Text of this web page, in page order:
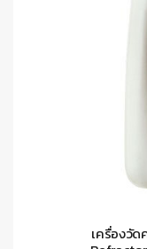
เครื่องวั